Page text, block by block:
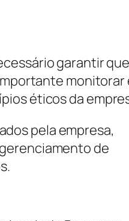
garantir
monitorar
éticos da
pela empresa,
de